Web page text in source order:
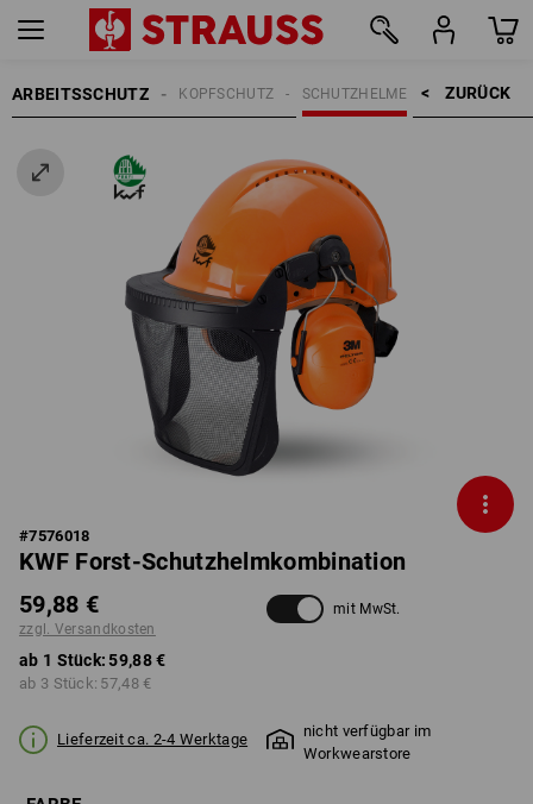
ARBEITSSCHUTZ ZURÜCK    >
SCHUTZHELME
KOPFSCHUTZ
#7576018
KWF Forst-Schutzhelmkombination
59,88 €
zzgl. Versandkosten
mit MwSt.
ab 1 Stück: 59,88 €
ab 3 Stück: 57,48 €
Lieferzeit ca. 2-4 Werktage
nicht verfügbar im
Workwearstore